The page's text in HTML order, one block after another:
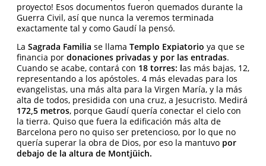
proyecto! Esos documentos fueron quemados durante la
Guerra Civil, así que nunca la veremos terminada
exactamente tal y como Gaudí la pensó.
La Sagrada Familia se llama Templo Expiatorio ya que se
financia por donaciones privadas y por las entradas.
Cuando se acabe, contará con 18 torres: las más bajas, 12,
representando a los apóstoles. 4 más elevadas para los
evangelistas, una más alta para la Virgen María, y la más
alta de todos, presidida con una cruz, a Jesucristo. Medirá
172,5 metros, porque Gaudí quería conectar el cielo con
la tierra. Quiso que fuera la edificación más alta de
Barcelona pero no quiso ser pretencioso, por lo que no
quería superar la obra de Dios, por eso la mantuvo por
debajo de la altura de Montjüich.